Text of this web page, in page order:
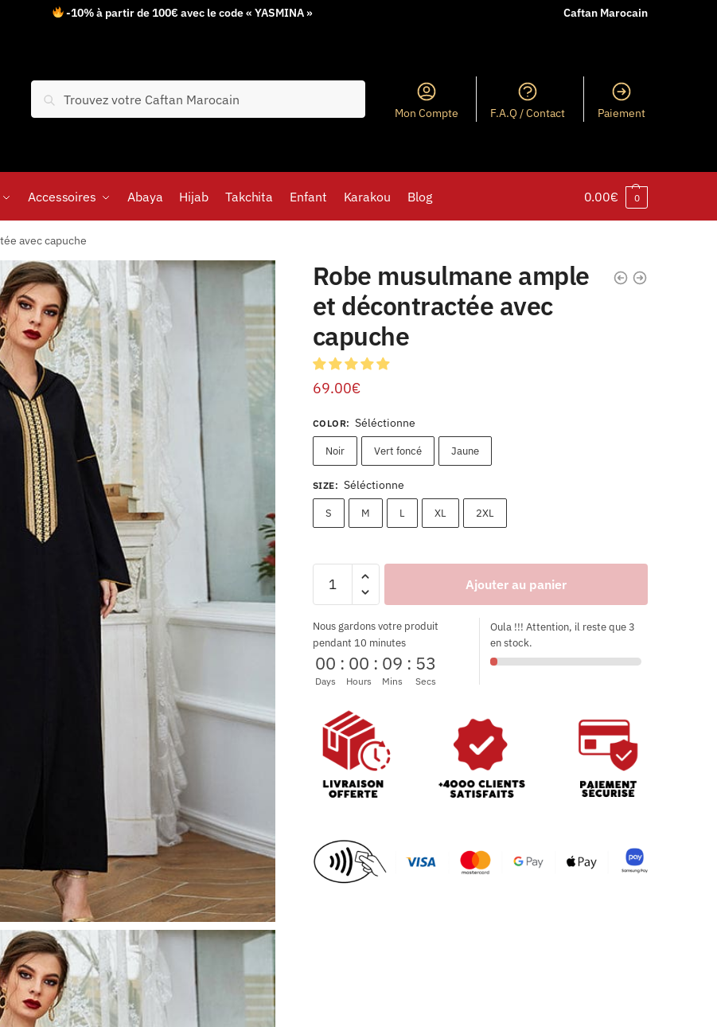
-10% à partir de 100€ avec le code « YASMINA » Caftan Marocain
Recherche
Mon Compte F.A.Q / Contact Paiement
Accessoires Abaya Hijab Takchita Enfant Karakou Blog 0.00€ 0
avec capuche
Robe musulmane ample
et décontractée avec
capuche
69.00€
COLOR: Séléctionne
Noir Vert foncé Jaune
SIZE: Séléctionne
S M L XL 2XL
Ajouter au panier
Nous gardons votre produit
pendant 10 minutes
00
Days
: 00
Hours
: 09
Mins
: 51
Secs
Oula !!! Attention, il reste que 3
en stock.